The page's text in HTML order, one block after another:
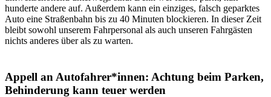
hunderte andere auf. Außerdem kann ein einziges, falsch geparktes
Auto eine Straßenbahn bis zu 40 Minuten blockieren. In dieser Zeit
bleibt sowohl unserem Fahrpersonal als auch unseren Fahrgästen
nichts anderes über als zu warten.
Appell an Autofahrer*innen: Achtung beim Parken,
Behinderung kann teuer werden